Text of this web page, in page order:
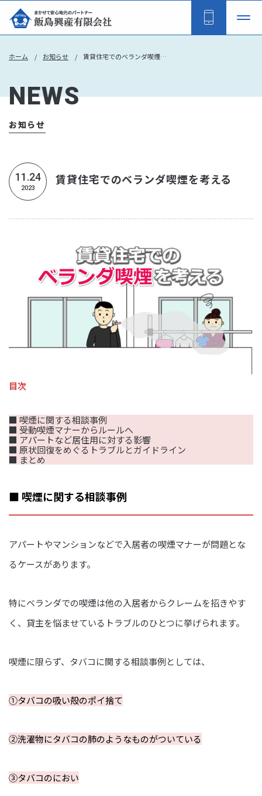
ホーム お知らせ 賃貸住宅でのベランダ喫煙を考える
NEWS
お知らせ
11.24
2023
賃貸住宅でのベランダ喫煙を考える
目次
■ 喫煙に関する相談事例
■ 受動喫煙マナーからルールへ
■ アパートなど居住用に対する影響
■ 原状回復をめぐるトラブルとガイドライン
■ まとめ
■ 喫煙に関する相談事例
アパートやマンションなどで入居者の喫煙マナーが問題とな
るケースがあります。
特にベランダでの喫煙は他の入居者からクレームを招きやす
く、貸主を悩ませているトラブルのひとつに挙げられます。
喫煙に限らず、タバコに関する相談事例としては、
①タバコの吸い殻のポイ捨て
②洗濯物にタバコの肺のようなものがついている
③タバコのにおい